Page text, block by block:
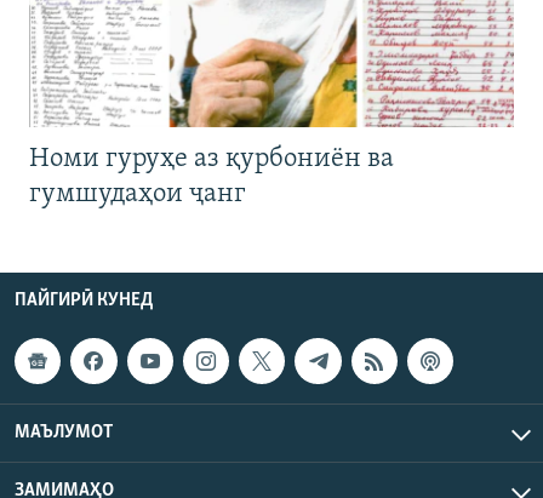
Номи гуруҳе аз қурбониён ва
гумшудаҳои ҷанг
ПАЙГИРӢ КУНЕД
МАЪЛУМОТ
ЗАМИМАҲО